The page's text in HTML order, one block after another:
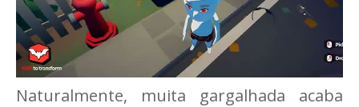
Naturalmente, muita gargalhada acaba